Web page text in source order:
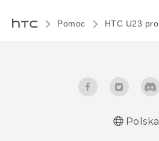
Pomoc HTC U23 pro‎
Polska